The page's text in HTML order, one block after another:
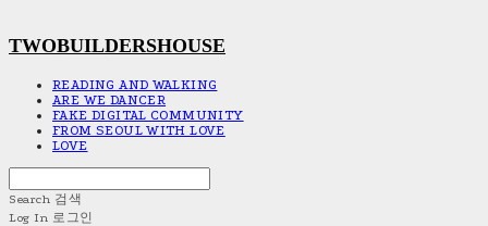
TWOBUILDERSHOUSE
READING AND WALKING
ARE WE DANCER
FAKE DIGITAL COMMUNITY
FROM SEOUL WITH LOVE
LOVE
Search 검색
Log In 로그인